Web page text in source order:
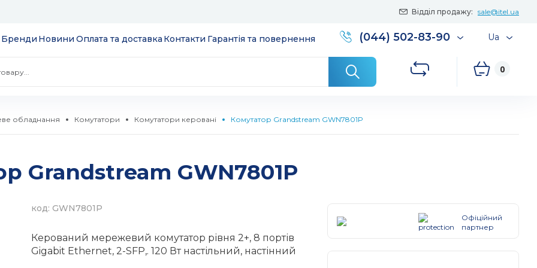
Відділ продажу: sale@itel.ua
Бренди Новини Оплата та доставка Контакти Гарантія та повернення (044) 502-83-90 Ua
0
та додатків
SSD 2.5''
вводу/
обладнання Комутатори Комутатори керовані Комутатор Grandstream GWN7801P
Grandstream GWN7801P
код: GWN7801P
Керований мережевий комутатор рівня 2+, 8 портів
Gigabit Ethernet, 2-SFP,. 120 Вт настільний, настінний
Офіційний
партнер